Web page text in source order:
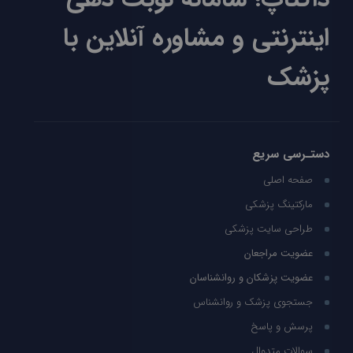
اینترنتی و مشاوره آنلاین با
پزشک
دستـرسی سریع
صفحه اصلی
مارکتینگ پزشکی
طراحی سایت پزشکی
عضویت مراجعان
عضویت پزشکان و روانشناسان
جستجوی پزشک و روانشناس
پرسش و پاسخ